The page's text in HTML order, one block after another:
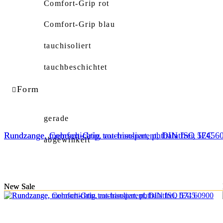
Comfort-Grip rot
Comfort-Grip blau
tauchisoliert
tauchbeschichtet
Form
gerade
abgewinkelt
New Sale
Rundzange, mehrschichtig tauchisoliert, phthalatfrei, IEC
New Sale
Rundzange, Comfort-Grip, rot-transparent, DIN ISO 5745